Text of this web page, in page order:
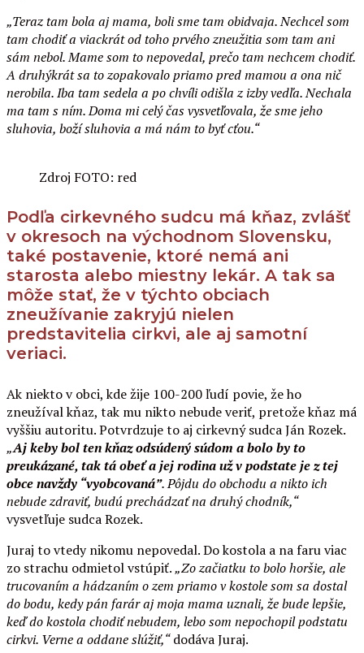
„Teraz tam bola aj mama, boli sme tam obidvaja. Nechcel som
tam chodiť a viackrát od toho prvého zneužitia som tam ani
sám nebol. Mame som to nepovedal, prečo tam nechcem chodiť.
A druhýkrát sa to zopakovalo priamo pred mamou a ona nič
nerobila. Iba tam sedela a po chvíli odišla z izby vedľa. Nechala
ma tam s ním. Doma mi celý čas vysvetľovala, že sme jeho
sluhovia, boží sluhovia a má nám to byť cťou.“
Zdroj FOTO: red
Podľa cirkevného sudcu má kňaz, zvlášť
v okresoch na východnom Slovensku,
také postavenie, ktoré nemá ani
starosta alebo miestny lekár. A tak sa
môže stať, že v týchto obciach
zneužívanie zakryjú nielen
predstavitelia cirkvi, ale aj samotní
veriaci.
Ak niekto v obci, kde žije 100-200 ľudí povie, že ho
zneužíval kňaz, tak mu nikto nebude veriť, pretože kňaz má
vyššiu autoritu. Potvrdzuje to aj cirkevný sudca Ján Rozek.
„Aj keby bol ten kňaz odsúdený súdom a bolo by to
preukázané, tak tá obeť a jej rodina už v podstate je z tej
obce navždy “vyobcovaná”. Pôjdu do obchodu a nikto ich
nebude zdraviť, budú prechádzať na druhý chodník,“
vysvetľuje sudca Rozek.
Juraj to vtedy nikomu nepovedal. Do kostola a na faru viac
zo strachu odmietol vstúpiť.„Zo začiatku to bolo horšie, ale
trucovaním a hádzaním o zem priamo v kostole som sa dostal
do bodu, kedy pán farár aj moja mama uznali, že bude lepšie,
keď do kostola chodiť nebudem, lebo som nepochopil podstatu
cirkvi. Verne a oddane slúžiť,“dodáva Juraj.